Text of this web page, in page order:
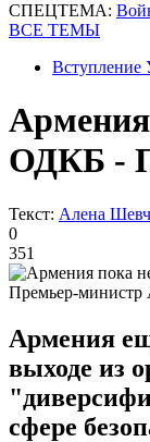
СПЕЦТЕМА:
ВСЕ ТЕМЫ
Армения
ОДКБ -
Текст: Алена
0
351
Премьер-
Армения
выходе из
сфере